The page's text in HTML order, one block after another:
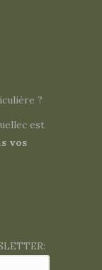
?
est
vos